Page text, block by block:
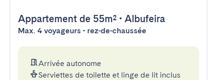
Appartement de 55m² • Albufeira
Max. 4 voyageurs • rez-de-chaussée
Arrivée autonome
Serviettes de toilette et linge de lit inclus